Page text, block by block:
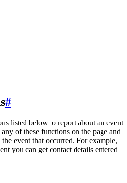
#
listed below to report about an event
of these functions on the page and
event that occurred. For example,
you can get contact details entered